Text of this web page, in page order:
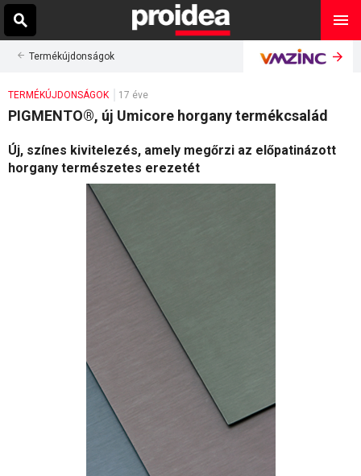
Termékújdonságok
TERMÉKÚJDONSÁGOK 17 éve
PIGMENTO®, új Umicore horgany termékcsalád
Új, színes kivitelezés, amely megőrzi az előpatinázott
horgany természetes erezetét